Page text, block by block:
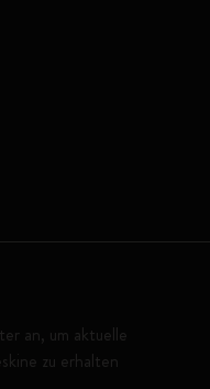
an, um aktuelle
zu erhalten